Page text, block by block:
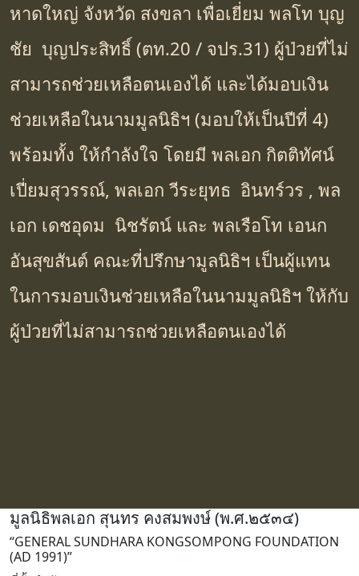
หาดใหญ่ จังหวัด สงขลา เพื่อเยี่ยม พลโท บุญ
ชัย บุญประสิทธิ์ (ตท.20 / จปร.31) ผู้ป่วยที่ไม่
สามารถช่วยเหลือตนเองได้ และได้มอบเงิน
ช่วยเหลือในนามมูลนิธิฯ (มอบให้เป็นปีที่ 4)
พร้อมทั้ง ให้กำลังใจ โดยมี พลเอก กิตติทัศน์
เปี่ยมสุวรรณ์, พลเอก วีระยุทธ อินทร์วร , พล
เอก เดชอุดม นิชรัตน์ และ พลเรือโท เอนก
อันสุขสันต์ คณะที่ปรึกษามูลนิธิฯ เป็นผู้แทน
ในการมอบเงินช่วยเหลือในนามมูลนิธิฯ ให้กับ
ผู้ป่วยที่ไม่สามารถช่วยเหลือตนเองได้
มูลนิธิพลเอก สุนทร คงสมพงษ์ (พ.ศ.๒๕๓๔)
“GENERAL SUNDHARA KONGSOMPONG FOUNDATION
(AD 1991)”